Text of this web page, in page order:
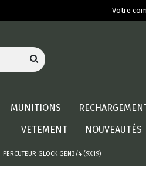
Votre
MUNITIONS
VETEMENT
NOUVEAUTÉS
PERCUTEUR GLOCK GEN3/4 (9X19)